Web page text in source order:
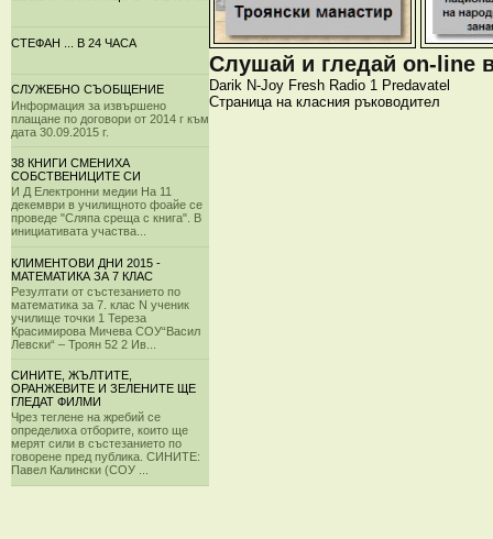
СТЕФАН ... В 24 ЧАСА
СЛУЖЕБНО СЪОБЩЕНИЕ
Информация за извършено
плащане по договори от 2014 г към
дата 30.09.2015 г.
38 КНИГИ СМЕНИХА
СОБСТВЕНИЦИТЕ СИ
И Д Електронни медии На 11
декември в училищното фоайе се
проведе "Сляпа среща с книга". В
инициативата участва...
КЛИМЕНТОВИ ДНИ 2015 -
МАТЕМАТИКА ЗА 7 КЛАС
Резултати от състезанието по
математика за 7. клас N ученик
училище точки 1 Тереза
Красимирова Мичева СОУ“Васил
Левски“ – Троян 52 2 Ив...
СИНИТЕ, ЖЪЛТИТЕ,
ОРАНЖЕВИТЕ И ЗЕЛЕНИТЕ ЩЕ
ГЛЕДАТ ФИЛМИ
Чрез теглене на жребий се
определиха отборите, които ще
мерят сили в състезанието по
говорене пред публика. СИНИТЕ:
Павел Калински (СОУ ...
Слушай и гледай on-line
Darik N-Joy Fresh Radio 1 Predavatel
Страница на класния ръководител